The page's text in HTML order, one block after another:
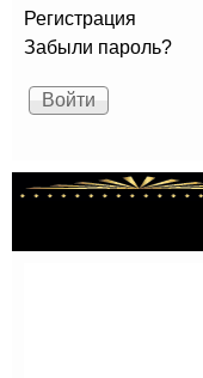
Регистрация
Забыли пароль?